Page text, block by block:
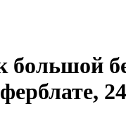
большой